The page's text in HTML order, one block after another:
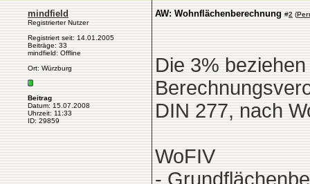
mindfield
Registrierter Nutzer
Registriert seit: 14.01.2005
Beiträge: 33
mindfield: Offline
Ort: Würzburg
Beitrag
Datum: 15.07.2008
Uhrzeit: 11:33
ID: 29859
AW: Wohnflächenberechnung #2 (
Die 3%
DIN 277, nach
WoFIV
-